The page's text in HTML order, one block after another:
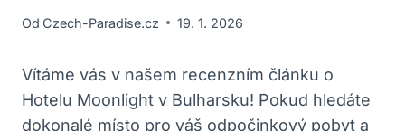
Od Czech-Paradise.cz 19. 1. 2026
Vítáme vás v našem recenzním článku o
Hotelu Moonlight v Bulharsku! Pokud hledáte
dokonalé místo pro váš odpočinkový pobyt a